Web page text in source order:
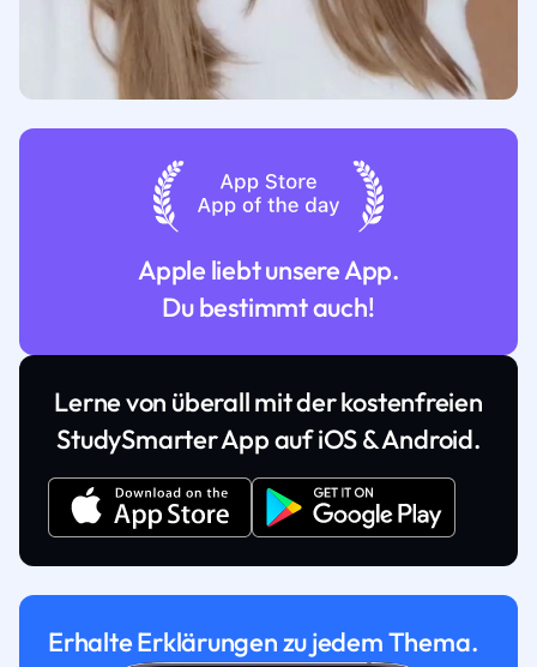
Apple liebt unsere App.
Du bestimmt auch!
Lerne von überall mit der kostenfreien
StudySmarter App auf iOS & Android.
Erhalte Erklärungen zu jedem Thema.